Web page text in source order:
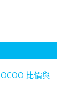
比價與